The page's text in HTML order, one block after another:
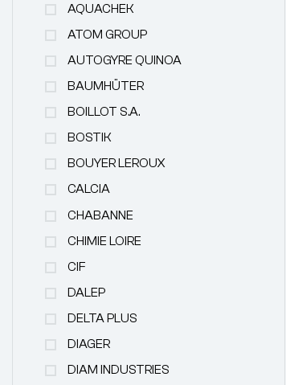
AQUACHEK
ATOM GROUP
AUTOGYRE QUINOA
BAUMHÜTER
BOILLOT S.A.
BOSTIK
BOUYER LEROUX
CALCIA
CHABANNE
CHIMIE LOIRE
CIF
DALEP
DELTA PLUS
DIAGER
DIAM INDUSTRIES